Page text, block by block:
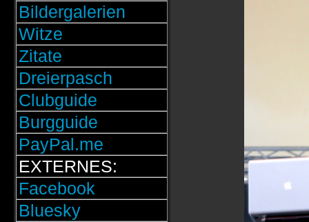
Bildergalerien
Witze
Zitate
Dreierpasch
Clubguide
Burgguide
PayPal.me
EXTERNES:
Facebook
Bluesky